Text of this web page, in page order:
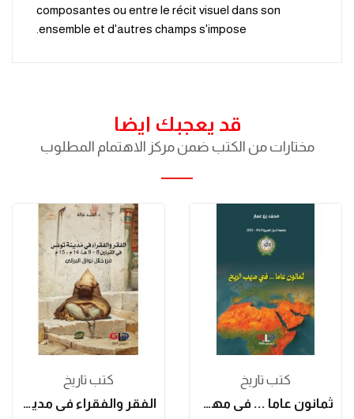
composantes ou entre le récit visuel dans son
ensemble et d'autres champs s'impose.
قد يعجبك ايضا
مختارات من الكتب ضمن مركز الاهتمام المطلوب
كتب تاريخ
الفقر والفقراء في مدينة تونس في القرنين 8-9هـ...
كتب تاريخ
ثمانون عاما ... في مهب الريح